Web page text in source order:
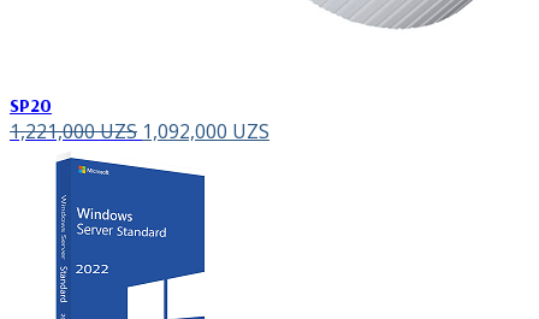
SP20
1,221,000UZS 1,092,000 UZS